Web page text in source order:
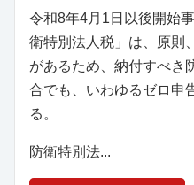
令和8年4月1日以後開始
衛特別法人税」は、原則
があるため、納付すべき
合でも、いわゆるゼロ申
る。
防衛特別法...